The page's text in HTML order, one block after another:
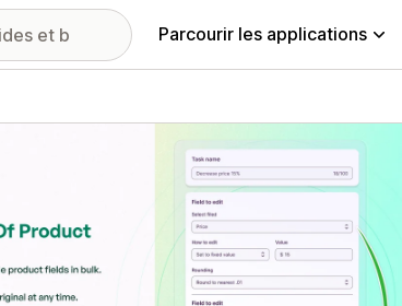
Parcourir les applications